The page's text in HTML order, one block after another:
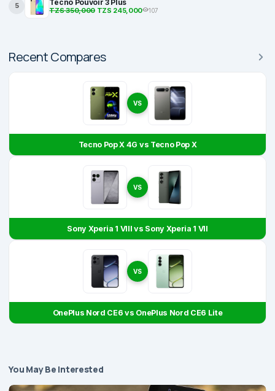
5 Tecno Pouvoir 3 Plus
TZS 350,000TZS 245,000 107
Recent Compares
VS
Tecno Pop X 4G vs Tecno Pop X
VS
Sony Xperia 1 VIII vs Sony Xperia 1 VII
VS
OnePlus Nord CE6 vs OnePlus Nord CE6 Lite
You May Be Interested